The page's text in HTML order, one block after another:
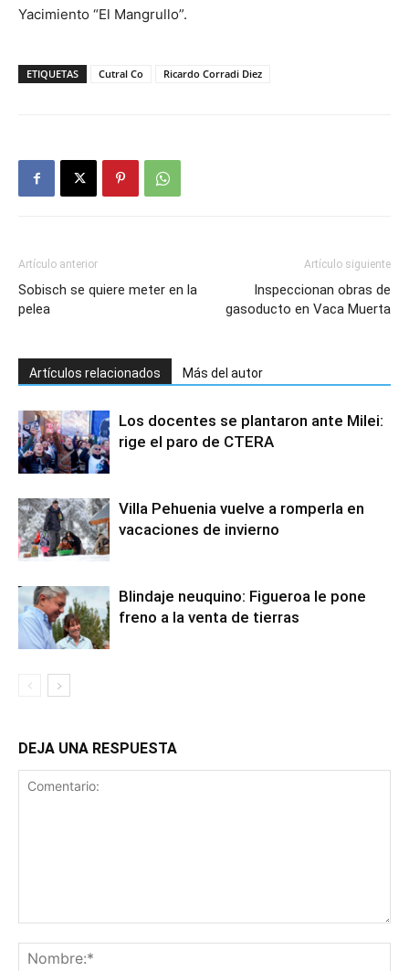
Yacimiento “El Mangrullo”.
ETIQUETAS Cutral Co Ricardo Corradi Diez
Artículo anterior
Sobisch se quiere meter en la
pelea
Artículo siguiente
Inspeccionan obras de
gasoducto en Vaca Muerta
Artículos relacionados Más del autor
Los docentes se plantaron ante Milei:
rige el paro de CTERA
Villa Pehuenia vuelve a romperla en
vacaciones de invierno
Blindaje neuquino: Figueroa le pone
freno a la venta de tierras
DEJA UNA RESPUESTA